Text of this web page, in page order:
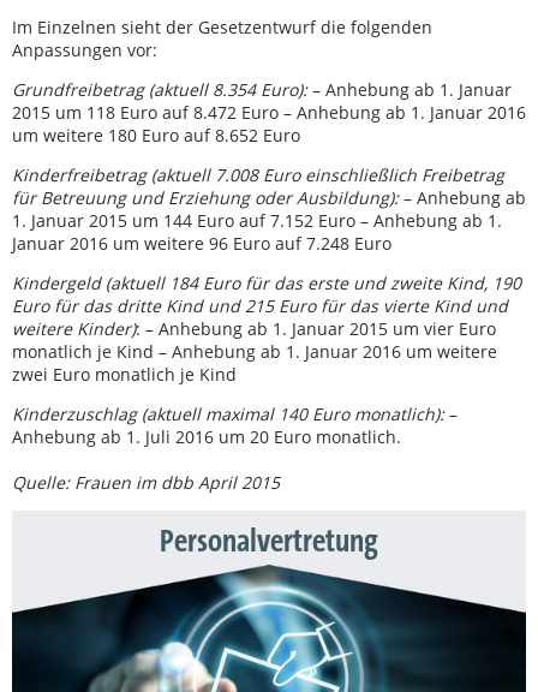
Im Einzelnen sieht der Gesetzentwurf die folgenden
Anpassungen vor:
Grundfreibetrag (aktuell 8.354 Euro):– Anhebung ab 1. Januar
2015 um 118 Euro auf 8.472 Euro – Anhebung ab 1. Januar 2016
um weitere 180 Euro auf 8.652 Euro
Kinderfreibetrag (aktuell 7.008 Euro einschließlich Freibetrag
für Betreuung und Erziehung oder Ausbildung):– Anhebung ab
1. Januar 2015 um 144 Euro auf 7.152 Euro – Anhebung ab 1.
Januar 2016 um weitere 96 Euro auf 7.248 Euro
Kindergeld (aktuell 184 Euro für das erste und zweite Kind, 190
Euro für das dritte Kind und 215 Euro für das vierte Kind und
weitere Kinder): – Anhebung ab 1. Januar 2015 um vier Euro
monatlich je Kind – Anhebung ab 1. Januar 2016 um weitere
zwei Euro monatlich je Kind
Kinderzuschlag (aktuell maximal 140 Euro monatlich):–
Anhebung ab 1. Juli 2016 um 20 Euro monatlich.
Quelle: Frauen im dbb April 2015
Personalvertretung